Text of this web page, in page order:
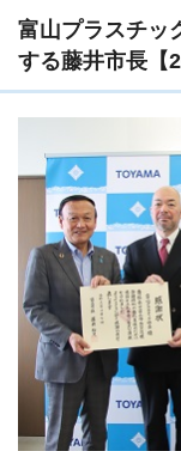
富山プラスチッ
する藤井市長【